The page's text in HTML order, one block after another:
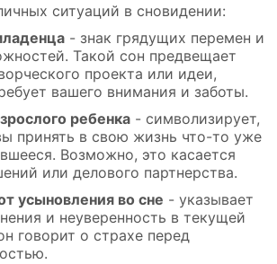
ситуаций в сновидении:
- знак грядущих перемен и
Такой сон предвещает
проекта или идеи,
вашего внимания и заботы.
ребенка - символизирует,
принять в свою жизнь что-то уже
Возможно, это касается
или делового партнерства.
усыновления во сне - указывает
и неуверенность в текущей
говорит о страхе перед